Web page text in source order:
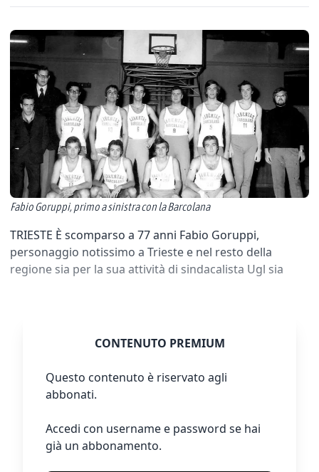
Fabio Goruppi, primo a sinistra con la Barcolana
TRIESTE È scomparso a 77 anni Fabio Goruppi,
personaggio notissimo a Trieste e nel resto della
regione sia per la sua attività di sindacalista Ugl sia
CONTENUTO PREMIUM
Questo contenuto è riservato agli
abbonati.
Accedi con username e password se hai
già un abbonamento.